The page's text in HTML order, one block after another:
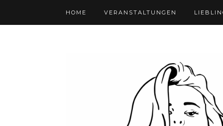
HOME VERANSTALTUNGEN